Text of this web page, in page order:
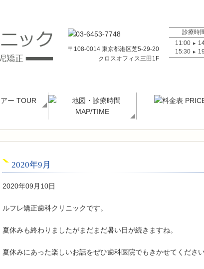
〒108-0014 東京都港区芝5-29-20
クロスオフィス三田1F
診療時
11:00 ▶
15:30 ▶
2020年9月
2020年09月10日
ルフレ矯正歯科クリニックです。
夏休みも終わりましたがまだまだ暑い日が続きますね。
夏休みにあった楽しいお話をぜひ歯科医院でもきかせてくださ